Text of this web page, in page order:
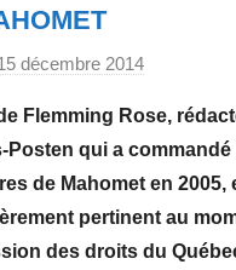
décembre 2014
r
M
i
r
e
Flemming Rose,
Posten qui a commandé
de Mahomet en 2005,
pertinent au
des droits du